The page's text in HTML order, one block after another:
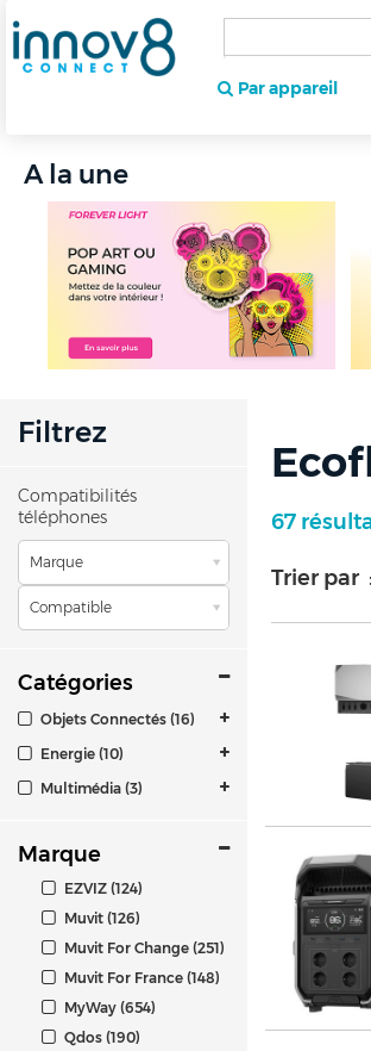
Par appareil
A la une
Filtrez
Compatibilités
téléphones
Marque
Compatible
Catégories
Objets Connectés (16)
Energie (10)
Multimédia (3)
Marque
EZVIZ (124)
Muvit (126)
Muvit For Change (251)
Muvit For France (148)
MyWay (654)
Qdos (190)
67
Trier par